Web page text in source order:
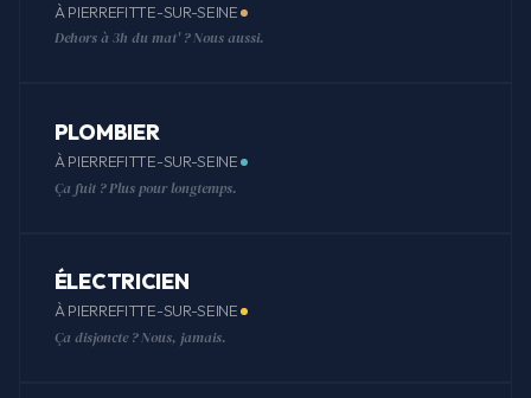
À PIERREFITTE-SUR-SEINE
Dehors à 3h du mat' ? Nous aussi.
PLOMBIER
À PIERREFITTE-SUR-SEINE
Ça fuit ? Plus pour longtemps.
ÉLECTRICIEN
À PIERREFITTE-SUR-SEINE
Ça disjoncte ? Nous, jamais.